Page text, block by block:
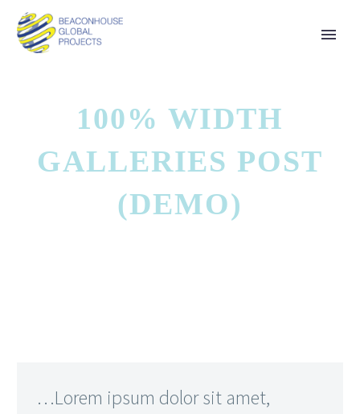
100% WIDTH
GALLERIES POST
(DEMO)
…Lorem ipsum dolor sit amet,